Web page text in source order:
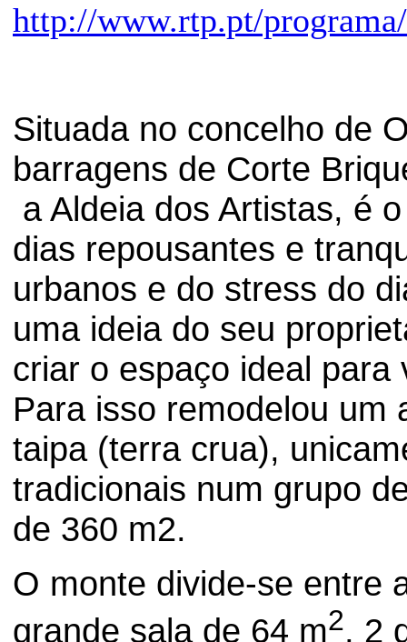
http://www.rtp.pt/
Situada no concelho de
barragens de Corte
a Aldeia dos Artistas, é
dias repousantes e
urbanos e do stress do
uma ideia do seu
criar o espaço ideal
Para isso remodelou um
taipa (terra crua),
tradicionais num grupo
de 360 m2.
O monte divide-se entre
grande sala de 64 m2, 2